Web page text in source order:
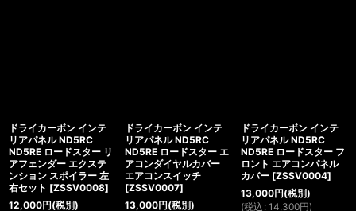
ドライカーボン インテ
リアパネル ND5RC
ND5RE ロードスター リ
アフェンダー エクステ
ンション スポイラー 左
右セット [ZSSV0008]
12,000円(税別)
ドライカーボン インテ
リアパネル ND5RC
ND5RE ロードスター エ
アコンダイヤルカバー
エアコンスイッチ
[ZSSV0007]
13,000円(税別)
ドライカーボン インテ
リアパネル ND5RC
ND5RE ロードスター フ
ロント エアコンパネル
カバー [ZSSV0004]
13,000円(税別)
(税込 : 14,300円)